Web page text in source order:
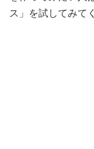
ス」を試してみて